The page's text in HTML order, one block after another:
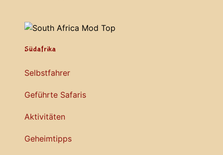
Südafrika
Selbstfahrer
Geführte Safaris
Aktivitäten
Geheimtipps